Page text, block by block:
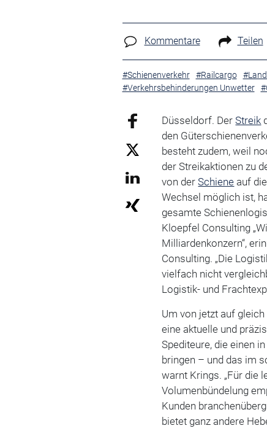
Kommentare Teilen
#Schienenverkehr #Railcargo
#Verkehrsbehinderungen Unwetter
Düsseldorf. DerStreik
den
besteht zudem, weil
der Streikaktionen zu
von derSchiene auf
Wechsel möglich ist,
gesamte
Kloepfel Consulting
Milliardenkonzern“,
Consulting. „Die
vielfach nicht
Logistik- und
Um von jetzt auf
eine aktuelle und
Spediteure, die einen
bringen – und das im
warnt Krings. „Für die
Volumenbündelung
Kunden
bietet ganz andere